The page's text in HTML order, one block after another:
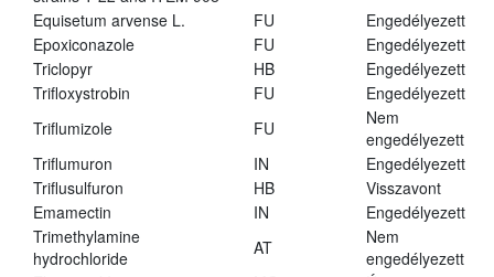
Equisetum arvense L.
FU
Engedélyezett
Epoxiconazole
FU
Engedélyezett
Triclopyr
HB
Engedélyezett
Trifloxystrobin
FU
Engedélyezett
Triflumizole
FU
Nem
engedélyezett
Triflumuron
IN
Engedélyezett
Triflusulfuron
HB
Visszavont
Emamectin
IN
Engedélyezett
Trimethylamine
hydrochloride
AT
Nem
engedélyezett